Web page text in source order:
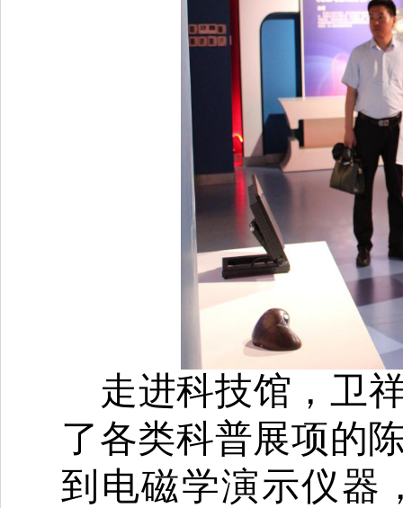
走进科技馆，卫
了各类科普展项的
到电磁学演示仪器